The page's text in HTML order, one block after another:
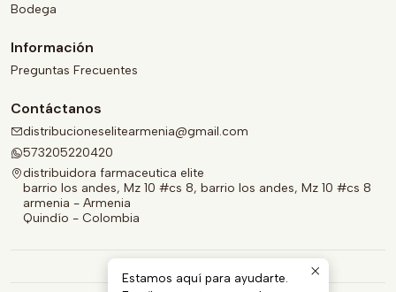
Bodega
Información
Preguntas Frecuentes
Contáctanos
distribucioneselitearmenia@gmail.com
573205220420
distribuidora farmaceutica elite
barrio los andes, Mz 10 #cs 8, barrio los andes, Mz 10 #cs 8
armenia - Armenia
Quindío - Colombia
Estamos aquí para ayudarte.